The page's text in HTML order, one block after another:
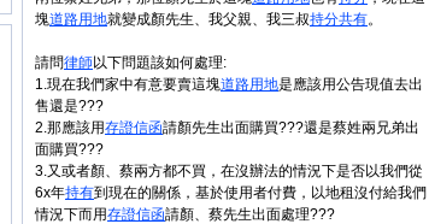
塊道路用地就變成顏先生、我父親、我三叔持分共有。
請問律師以下問題該如何處理:
1.現在我們家中有意要賣這塊道路用地是應該用公告現值去出
售還是???
2.那應該用存證信函請顏先生出面購買???還是蔡姓兩兄弟出
面購買???
3.又或者顏、蔡兩方都不買，在沒辦法的情況下是否以我們從
6x年持有到現在的關係，基於使用者付費，以地租沒付給我們
情況下而用存證信函請顏、蔡先生出面處理???